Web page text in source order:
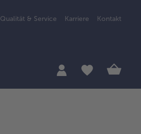
Qualität & Service Karriere Kontakt